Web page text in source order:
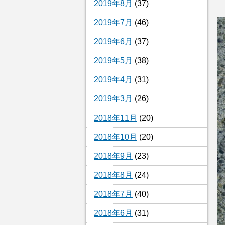
2019年8月 (37)
2019年7月 (46)
2019年6月 (37)
2019年5月 (38)
2019年4月 (31)
2019年3月 (26)
2018年11月 (20)
2018年10月 (20)
2018年9月 (23)
2018年8月 (24)
2018年7月 (40)
2018年6月 (31)